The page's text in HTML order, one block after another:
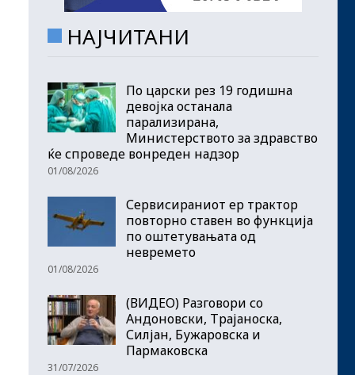
НАЈЧИТАНИ
По царски рез 19 годишна
девојка останала
парализирана,
Министерството за здравство
ќе спроведе вонреден надзор
01/08/2026
Сервисираниот ер трактор
повторно ставен во функција
по оштетувањата од
невремето
01/08/2026
(ВИДЕО) Разговори со
Андоновски, Трајаноска,
Силјан, Бужаровска и
Пармаковска
31/07/2026